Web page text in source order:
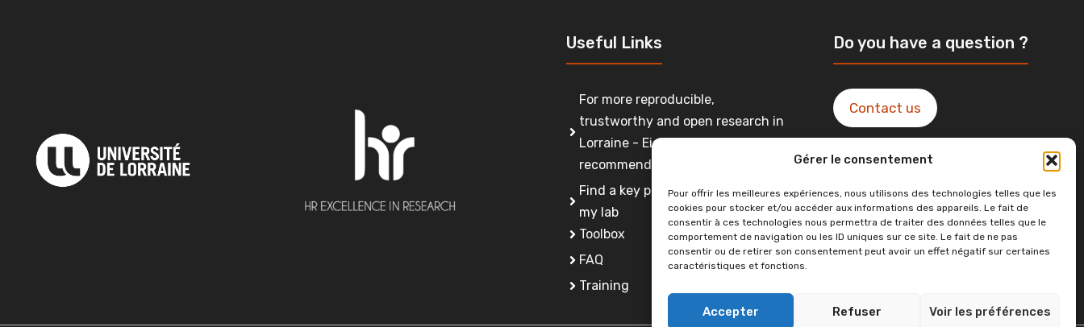
Gérer le consentement
Pour offrir les meilleures expériences, nous utilisons des technologies telles que les
cookies pour stocker et/ou accéder aux informations des appareils. Le fait de
consentir à ces technologies nous permettra de traiter des données telles que le
comportement de navigation ou les ID uniques sur ce site. Le fait de ne pas
consentir ou de retirer son consentement peut avoir un effet négatif sur certaines
caractéristiques et fonctions.
Accepter Refuser Voir les préférences
Useful Links
For more reproducible,
trustworthy and open research in
Lorraine - Eight
recommendations
Find a key person to contact in
my lab
Toolbox
FAQ
Training
Do you have a question ?
Contact us